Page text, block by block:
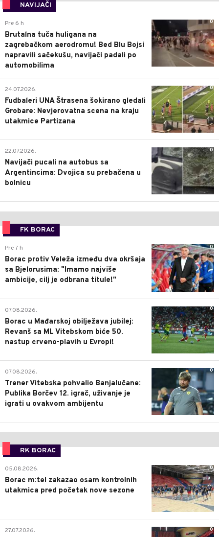
NAVIJAČI
0
Pre 6 h
Brutalna tuča huligana na
zagrebačkom aerodromu! Bed Blu Bojsi
napravili sačekušu, navijači padali po
automobilima
0
24.07.2026.
Fudbaleri UNA Štrasena šokirano gledali
Grobare: Nevjerovatna scena na kraju
utakmice Partizana
0
22.07.2026.
Navijači pucali na autobus sa
Argentincima: Dvojica su prebačena u
bolnicu
FK BORAC
0
Pre 7 h
Borac protiv Veleža između dva okršaja
sa Bjelorusima: "Imamo najviše
ambicije, cilj je odbrana titule!"
0
07.08.2026.
Borac u Mađarskoj obilježava jubilej:
Revanš sa ML Vitebskom biće 50.
nastup crveno-plavih u Evropi!
0
07.08.2026.
Trener Vitebska pohvalio Banjalučane:
Publika Borčev 12. igrač, uživanje je
igrati u ovakvom ambijentu
RK BORAC
0
05.08.2026.
Borac m:tel zakazao osam kontrolnih
utakmica pred početak nove sezone
0
27.07.2026.